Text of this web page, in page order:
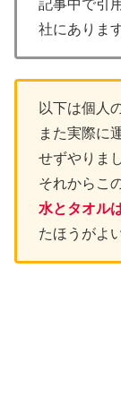
記事中で引
社にあります
以下は個人
また実際に
せずやりま
それからこ
水とタオル
たほうがよ